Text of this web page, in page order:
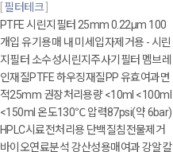
필터테크
PTFE 시린지필터 25mm 0.22μm 100
개입 유기용매 내 미세입자제거용 - 시린
지필터 소수성시린지주사기필터 멤브레
인재질PTFE 하우징재질PP 유효여과면
적25mm 권장처리용량 <10ml <100ml
<150ml 온도130℃ 압력87psi(약 6bar)
HPLC시료전처리용 단백질침전물제거
바이오연료분석 강산성용매여과 강알칼